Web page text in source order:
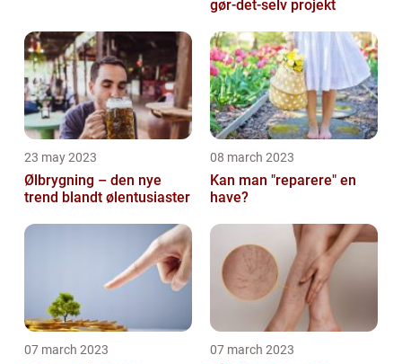
gør-det-selv projekt
23 may 2023
Ølbrygning – den nye
trend blandt ølentusiaster
08 march 2023
Kan man "reparere" en
have?
07 march 2023 07 march 2023